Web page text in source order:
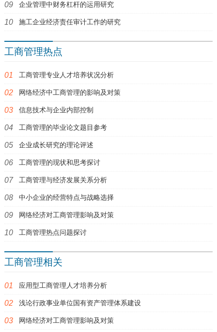
企业管理中财务杠杆的运用研究
施工企业经济责任审计工作的研究
工商管理热点
工商管理专业人才培养状况分析
网络经济中工商管理的影响及对策
信息技术与企业内部控制
工商管理的毕业论文题目参考
企业成长研究的理论评述
工商管理的现状和思考探讨
工商管理与经济发展关系分析
中小企业的经营特点与战略选择
网络经济对工商管理影响及对策
工商管理热点问题探讨
工商管理相关
应用型工商管理人才培养分析
浅论行政事业单位国有资产管理体系建设
网络经济对工商管理影响及对策